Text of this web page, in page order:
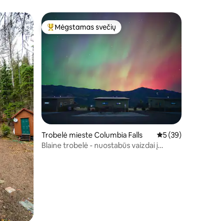
Svečių mėgstamiausias
Mėgstamas svečių
Trobelė mieste Columbia Falls Vidutinis
5 (39)
Blaine trobelė - nuostabūs vaizdai į